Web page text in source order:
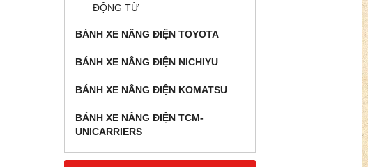
ĐỘNG TỪ
BÁNH XE NÂNG ĐIỆN TOYOTA
BÁNH XE NÂNG ĐIỆN NICHIYU
BÁNH XE NÂNG ĐIỆN KOMATSU
BÁNH XE NÂNG ĐIỆN TCM-
UNICARRIERS